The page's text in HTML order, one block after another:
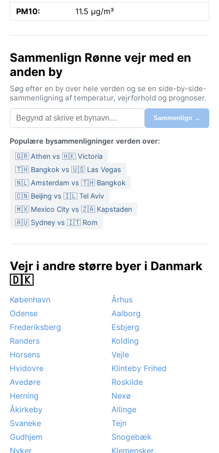
PM10:
11.5 µg/m³
Sammenlign Rønne vejr med en
anden by
Søg efter en by over hele verden og se en side-by-side-
sammenligning af temperatur, vejrforhold og prognoser.
Sammenlign →
Populære bysammenligninger verden over:
🇬🇷 Athen vs 🇭🇰 Victoria
🇹🇭 Bangkok vs 🇺🇸 Las Vegas
🇳🇱 Amsterdam vs 🇹🇭 Bangkok
🇨🇳 Beijing vs 🇮🇱 Tel Aviv
🇲🇽 Mexico City vs 🇿🇦 Kapstaden
🇦🇺 Sydney vs 🇮🇹 Rom
Vejr i andre større byer i Danmark
🇩🇰
København
Århus
Odense
Aalborg
Frederiksberg
Esbjerg
Randers
Kolding
Horsens
Vejle
Hvidovre
Klinteby Frihed
Avedøre
Roskilde
Herning
Nexø
Åkirkeby
Allinge
Svaneke
Tejn
Gudhjem
Snogebæk
Nyker
Klemensker